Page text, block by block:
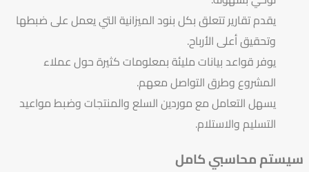
يقدم تقارير تتعلق بكل بنود الميزانية التي يعمل على ضبطها
وتحقيق أعلى الأرباح.
يوفر قواعد بيانات مليئة بمعلومات كثيرة حول عملاء
المشروع وطرق التواصل معهم.
يسهل التعامل مع موردين السلع والمنتجات وضبط مواعيد
التسليم والاستلام.
سيستم محاسبي كامل